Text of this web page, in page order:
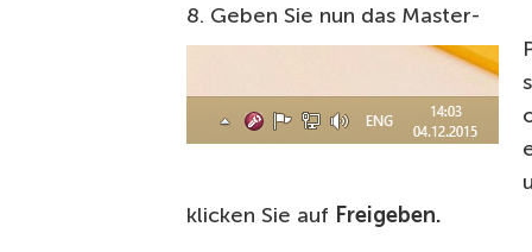
8. Geben Sie nun das Master-
klicken Sie auf Freigeben.